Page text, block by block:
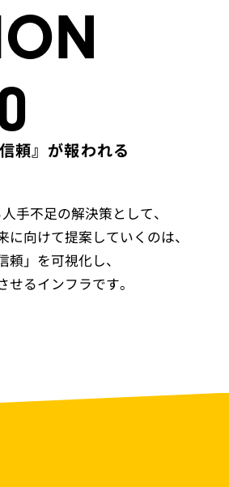
頼』が報われる
手不足の解決策として、
に向けて提案していくのは、
頼」を可視化し、
せるインフラです。